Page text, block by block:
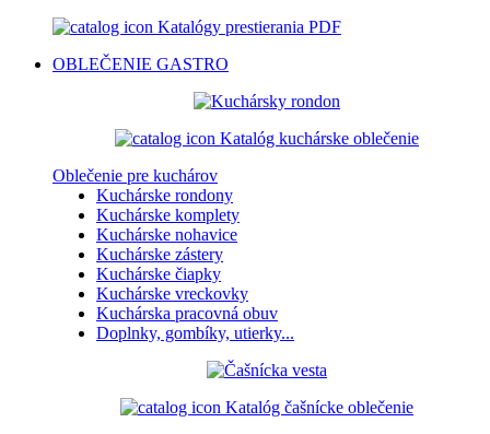
Katalógy prestierania PDF
OBLEČENIE GASTRO
Katalóg kuchárske oblečenie
Oblečenie pre kuchárov
Kuchárske rondony
Kuchárske komplety
Kuchárske nohavice
Kuchárske zástery
Kuchárske čiapky
Kuchárske vreckovky
Kuchárska pracovná obuv
Doplnky, gombíky, utierky...
Katalóg čašnícke oblečenie